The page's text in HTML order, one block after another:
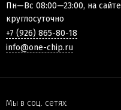
Пн—Вс 08:00—23:00, на сайте
круглосуточно
+7 (926) 865-80-18
info@one-chip.ru
Мы в соц. сетях